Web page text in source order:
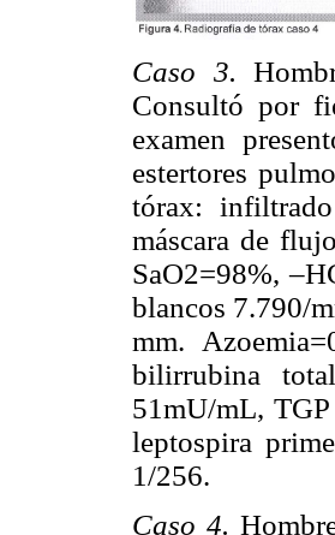
Caso 3.
Consultó por
examen
estertores
tórax:
máscara de
SaO2=98%,
blancos 7.790/
mm.
bilirrubina
51mU/mL,
leptospira
1/256.
Caso 4.